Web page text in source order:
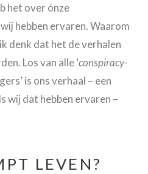
het over ónze
hebben ervaren. Waarom
denk dat het de verhalen
Los van alle ‘conspiracy-
is ons verhaal – een
wij dat hebben ervaren –
LEVEN?